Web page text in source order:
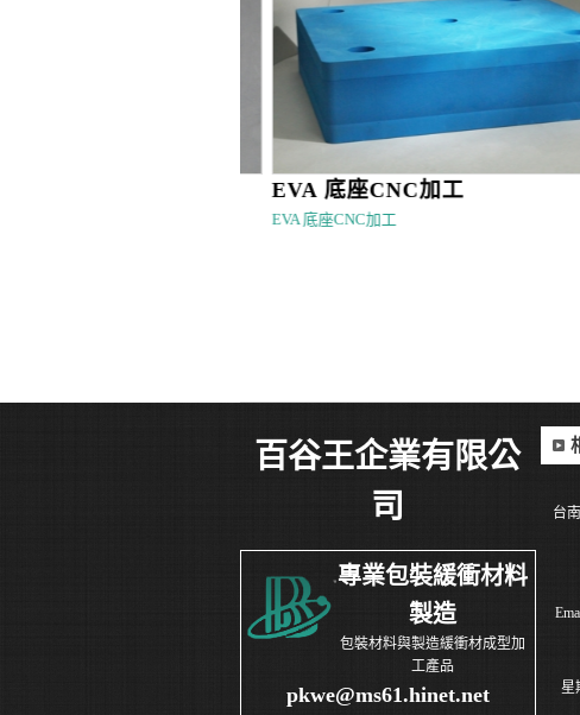
EVA 底座CNC加工
EVA 底座CNC加工
百谷王企業有限公
司
專業包裝緩衝材料
製造
包裝材料與製造緩衝材成型加
工產品
pkwe@ms61.hinet.net
台
星